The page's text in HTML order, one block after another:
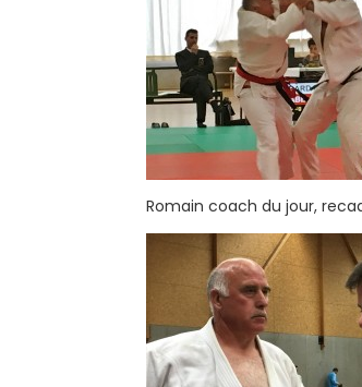
Romain coach du jour,